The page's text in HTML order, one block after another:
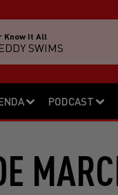
PODCAST
C'est Vraiment Toii